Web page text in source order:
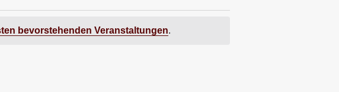
bevorstehenden Veranstaltungen.